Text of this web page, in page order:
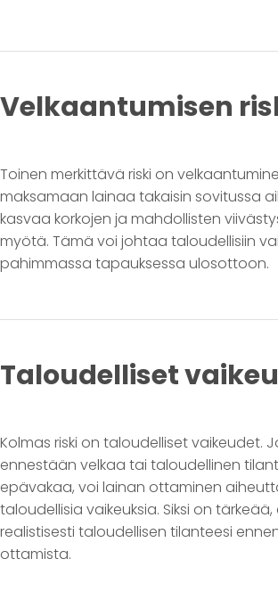
Velkaantumisen
Toinen merkittävä riski on
maksamaan lainaa takaisin sovitussa
kasvaa korkojen ja mahdollisten
myötä. Tämä voi johtaa taloudellisiin
pahimmassa tapauksessa ulosottoon.
Taloudelliset
Kolmas riski on taloudelliset vaikeudet.
ennestään velkaa tai taloudellinen
epävakaa, voi lainan ottaminen
taloudellisia vaikeuksia. Siksi on
realistisesti taloudellisen tilanteesi
ottamista.